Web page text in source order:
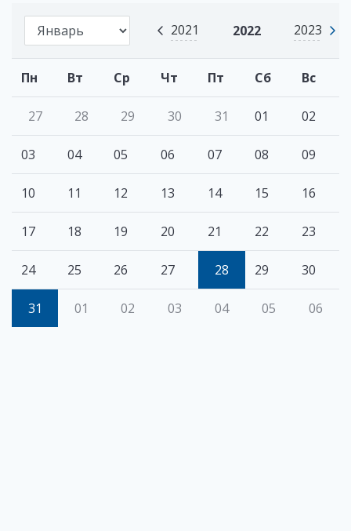
2021 2022 2023
Пн Вт Ср Чт Пт Сб Вс
27 28 29 30 31 01 02
03 04 05 06 07 08 09
10 11 12 13 14 15 16
17 18 19 20 21 22 23
24 25 26 27 28 29 30
31 01 02 03 04 05 06